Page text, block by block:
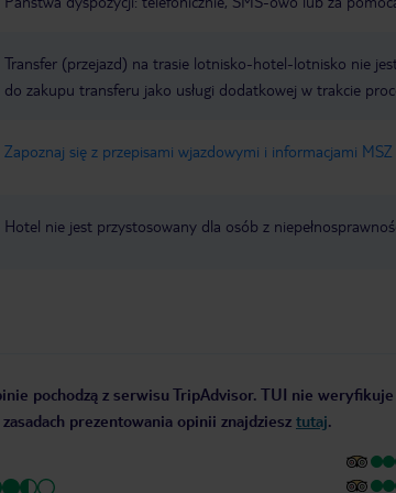
Transfer (przejazd) na trasie lotnisko-hotel-lotnisko nie
do zakupu transferu jako usługi dodatkowej w trakcie
Zapoznaj się z przepisami wjazdowymi i informacjami
Hotel nie jest przystosowany dla osób z
pochodzą z serwisu TripAdvisor. TUI nie
prezentowania opinii znajdziesz tutaj.